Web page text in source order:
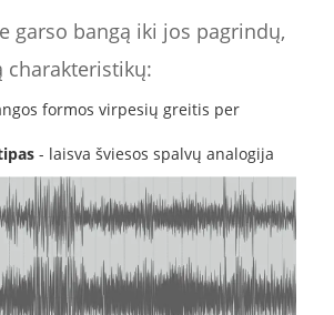
garso bangą iki jos pagrindų,
charakteristikų:
formos virpesių greitis per
- laisva šviesos spalvų analogija